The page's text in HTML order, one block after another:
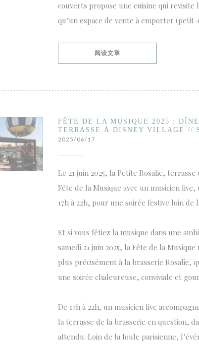
couverts propose une cuisine qui revisite
qu’un espace de vente à emporter
阅读文章((在新窗口中打开))
FÊTE DE LA MUSIQUE 2025 :
TERRASSE À DISNEY VILLAGE //
2025/06/17
Le 21 juin 2025, la Petite Rosalie,
Fête de la Musique avec un musicien
17h à 22h, pour une soirée festive loin de
Et si vous fêtiez la musique dans une
samedi 21 juin 2025, la Fête de la
plus précisément à la brasserie Rosalie,
une soirée chaleureuse, conviviale et
De 17h à 22h, un musicien live
la terrasse de la brasserie en question,
attendu. Loin de la foule parisienne,